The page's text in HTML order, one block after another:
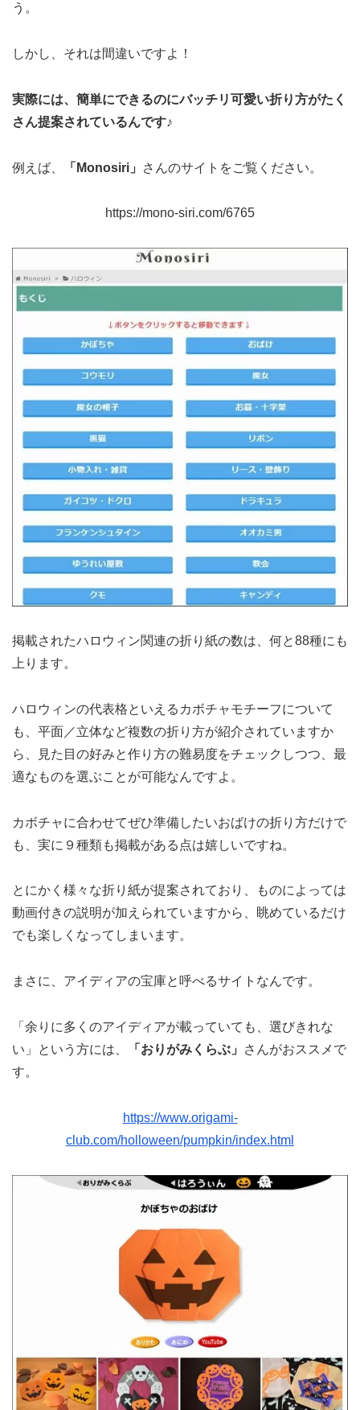
う。
しかし、それは間違いですよ！
実際には、簡単にできるのにバッチリ可愛い折り方がたく
さん提案されているんです♪
例えば、 「Monosiri」 さんのサイトをご覧ください。
https://mono-siri.com/6765
掲載されたハロウィン関連の折り紙の数は、何と88種にも
上ります。
ハロウィンの代表格といえるカボチャモチーフについて
も、平面／立体など複数の折り方が紹介されていますか
ら、見た目の好みと作り方の難易度をチェックしつつ、最
適なものを選ぶことが可能なんですよ。
カボチャに合わせてぜひ準備したいおばけの折り方だけで
も、実に９種類も掲載がある点は嬉しいですね。
とにかく様々な折り紙が提案されており、ものによっては
動画付きの説明が加えられていますから、眺めているだけ
でも楽しくなってしまいます。
まさに、アイディアの宝庫と呼べるサイトなんです。
「余りに多くのアイディアが載っていても、選びきれな
い」という方には、
「おりがみくらぶ」
さんがおススメで
す。
https://www.origami-
club.com/holloween/pumpkin/index.html